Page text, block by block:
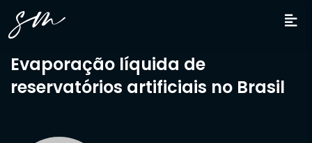
Evaporação líquida de
reservatórios artificiais no Brasil